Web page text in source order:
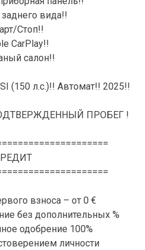
вида!!
Стоп!!
CarPlay!!
салон!!
(150 л.с.)!! Автомат!! 2025!!
ПРОБЕГ !
взноса – от 0 €
без дополнительных %
одобрение 100%
личности